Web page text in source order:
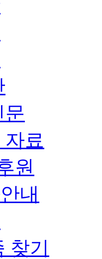
문
료
원
내
찾기